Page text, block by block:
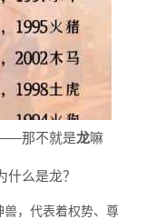
那不就是龙嘛
么是龙？
，代表着权势、尊